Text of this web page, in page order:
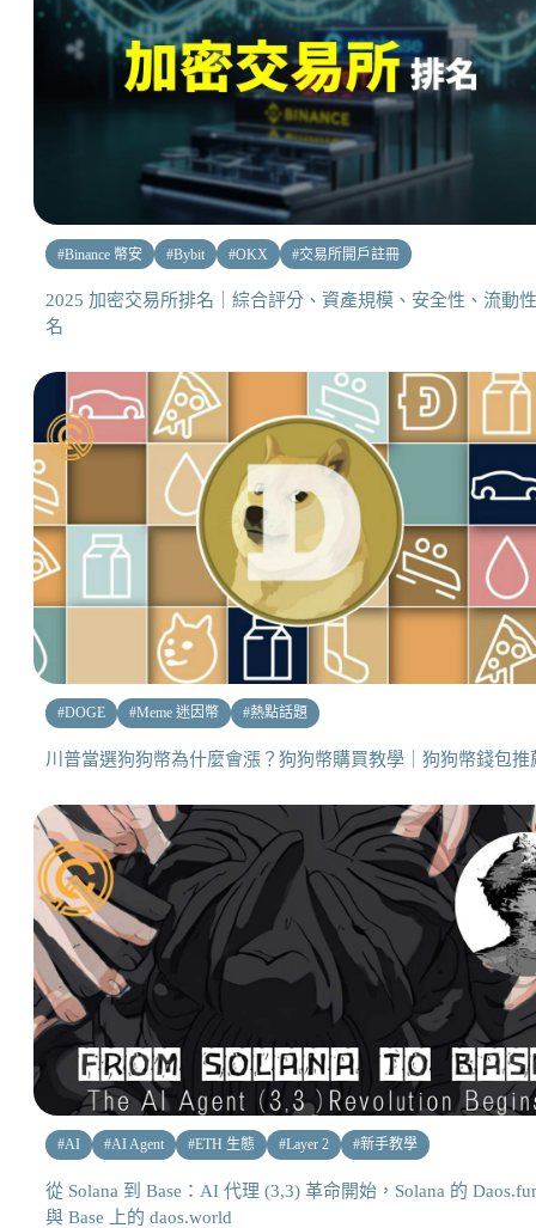
#Binance 幣安 #Bybit #OKX #交易所開戶註冊
2025 加密交易所排名｜綜合評分、資產規模、安全性、流動
名
#DOGE #Meme 迷因幣 #熱點話題
川普當選狗狗幣為什麼會漲？狗狗幣購買教學｜狗狗幣錢包推
#AI #AI Agent #ETH 生態 #Layer 2 #新手教學
從 Solana 到 Base：AI 代理 (3,3) 革命開始，Solana 的
與 Base 上的 daos.world